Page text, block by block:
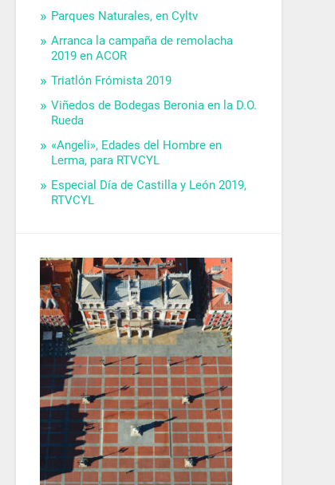
Parques Naturales, en Cyltv
Arranca la campaña de remolacha
2019 en ACOR
Triatlón Frómista 2019
Viñedos de Bodegas Beronia en la D.O.
Rueda
«Angeli», Edades del Hombre en
Lerma, para RTVCYL
Especial Día de Castilla y León 2019,
RTVCYL